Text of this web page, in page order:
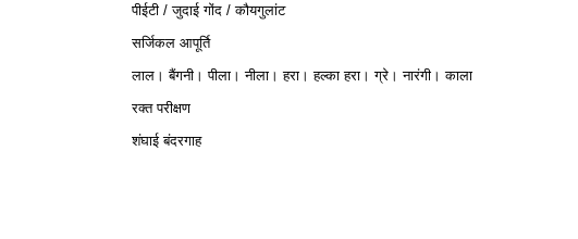
पीईटी / जुदाई गोंद / कौयगुलांट
सर्जिकल आपूर्ति
लाल। बैंगनी। पीला। नीला। हरा। हल्का हरा। ग्रे। नारंगी। काला
रक्त परीक्षण
शंघाई बंदरगाह